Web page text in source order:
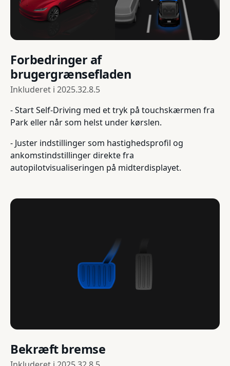
Forbedringer af
brugergrænsefladen
Inkluderet i 2025.32.8.5
- Start Self-Driving med et tryk på touchskærmen fra
Park eller når som helst under kørslen.
- Juster indstillinger som hastighedsprofil og
ankomstindstillinger direkte fra
autopilotvisualiseringen på midterdisplayet.
Bekræft bremse